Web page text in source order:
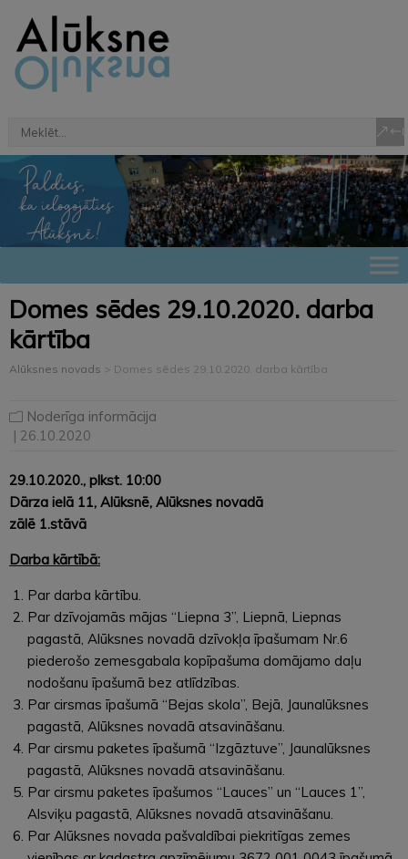
Domes sēdes 29.10.2020. darba
kārtība
Alūksnes novads > Domes sēdes 29.10.2020. darba kārtība
Noderīga informācija
| 26.10.2020
29.10.2020., plkst. 10:00
Dārza ielā 11, Alūksnē, Alūksnes novadā
zālē 1.stāvā
Darba kārtībā:
Par darba kārtību.
Par dzīvojamās mājas “Liepna 3”, Liepnā, Liepnas
pagastā, Alūksnes novadā dzīvokļa īpašumam Nr.6
piederošo zemesgabala kopīpašuma domājamo daļu
nodošanu īpašumā bez atlīdzības.
Par cirsmas īpašumā “Bejas skola”, Bejā, Jaunalūksnes
pagastā, Alūksnes novadā atsavināšanu.
Par cirsmu paketes īpašumā “Izgāztuve”, Jaunalūksnes
pagastā, Alūksnes novadā atsavināšanu.
Par cirsmu paketes īpašumos “Lauces” un “Lauces 1”,
Alsviķu pagastā, Alūksnes novadā atsavināšanu.
Par Alūksnes novada pašvaldībai piekritīgas zemes